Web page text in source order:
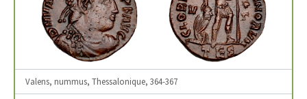
Valens, nummus, Thessalonique, 364-367